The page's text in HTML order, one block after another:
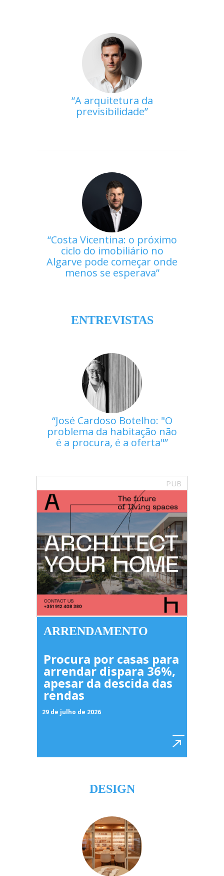
A arquitetura da
previsibilidade
Costa Vicentina: o próximo
ciclo do imobiliário no
Algarve pode começar onde
menos se esperava
ENTREVISTAS
José Cardoso Botelho: "O
problema da habitação não
é a procura, é a oferta"
PUB
ARRENDAMENTO
Procura por casas para
arrendar dispara 36%,
apesar da descida das
rendas
29 de julho de 2026
DESIGN